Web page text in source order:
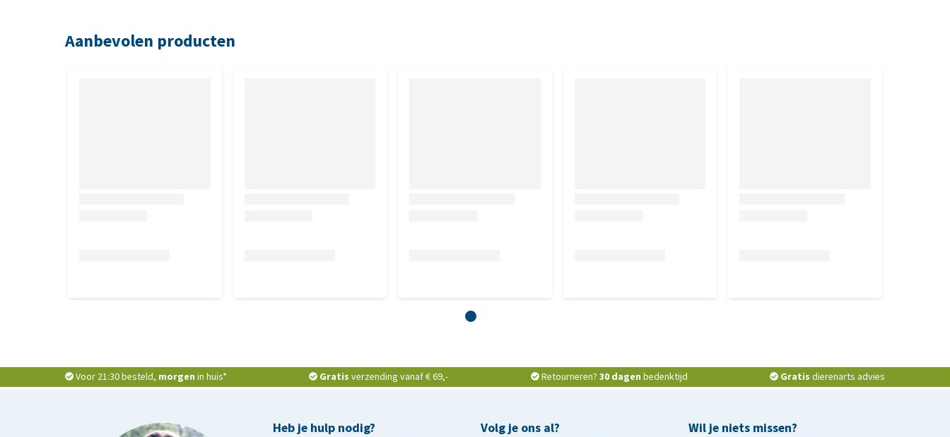
Aanbevolen producten
Voor 21:30 besteld, morgen in huis* Gratis verzending vanaf € 69,- Retourneren? 30 dagen bedenktijd Gratis dierenarts advies
Heb je hulp nodig? Wil je niets missen?
Volg je ons al?